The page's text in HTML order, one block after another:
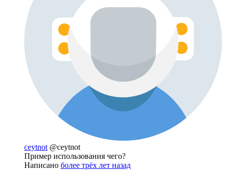
ceytnot @ceytnot
Пример использования чего?
Написано более трёх лет назад